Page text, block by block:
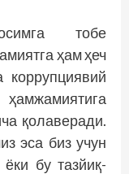
тобе
ҳам ҳеч
қолаверади.
эса биз учун
бу тазйиқ-